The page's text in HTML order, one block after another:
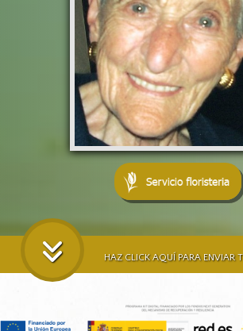
HAZ CLICK AQUÍ PARA ENVIAR